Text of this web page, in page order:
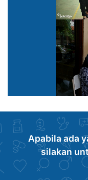
Apabila ada
silakan